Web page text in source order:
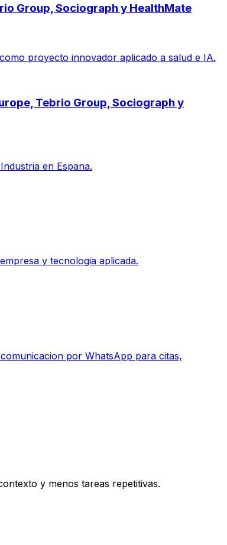
Group, Sociograph y HealthMate
proyecto innovador aplicado a salud e IA.
Tebrio Group, Sociograph y
en Espana.
y tecnologia aplicada.
por WhatsApp para citas,
y menos tareas repetitivas.